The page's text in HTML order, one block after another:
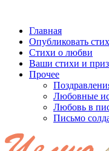
Главная
Опубликовать стих
Стихи о любви
Ваши стихи и
Прочее
Любовные
Любовь в
Письмо